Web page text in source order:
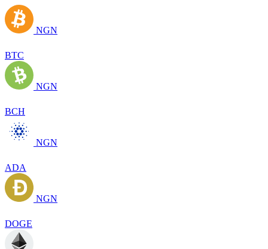
NGN
BTC
NGN
BCH
NGN
ADA
NGN
DOGE